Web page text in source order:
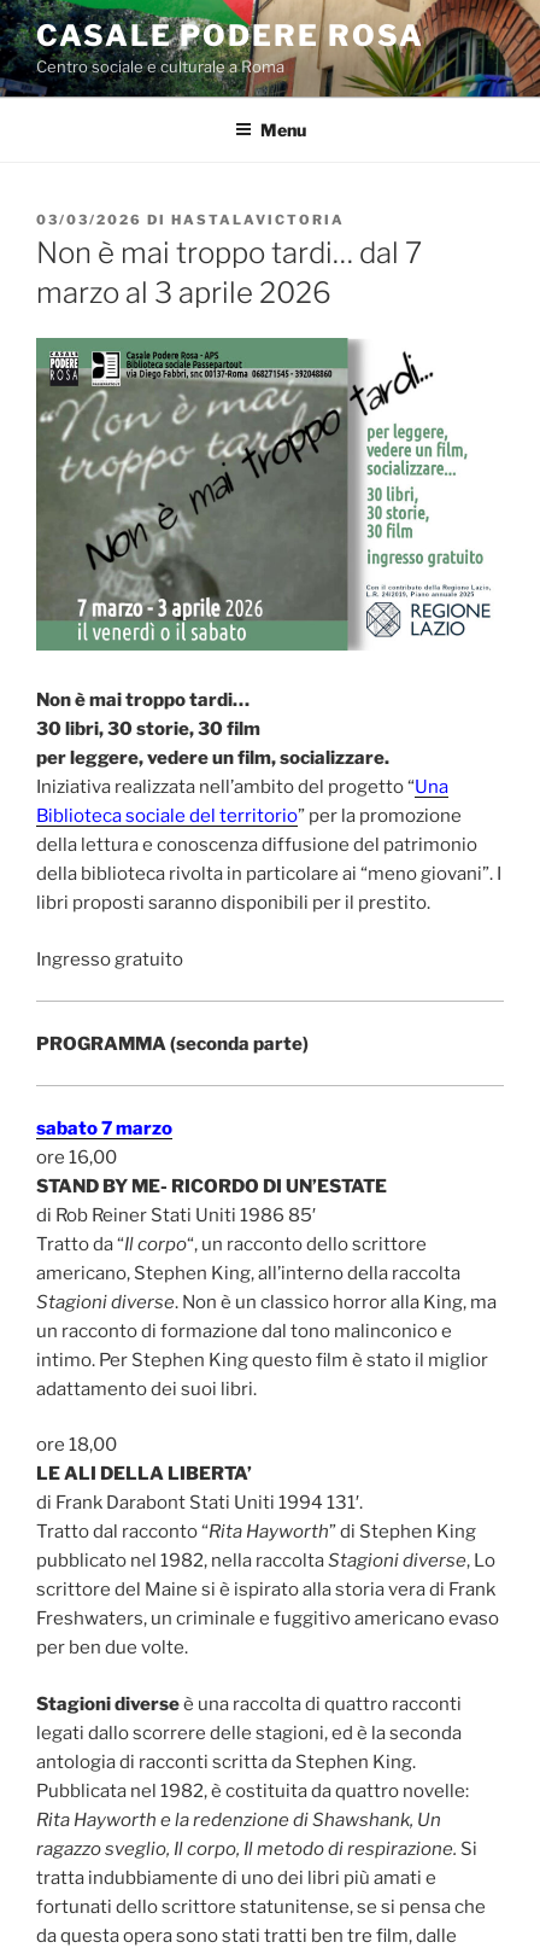
Salta
al
contenuto
CASALE PODERE ROSA
Centro sociale e culturale a Roma
Menu
PUBBLICATO
IL
03/03/2026 DI HASTALAVICTORIA
Non è mai troppo tardi… dal 7
marzo al 3 aprile 2026
Non è mai troppo tardi…
30 libri, 30 storie, 30 film
per leggere, vedere un film, socializzare.
Iniziativa realizzata nell’ambito del progetto “Una
Biblioteca sociale del territorio” per la promozione
della lettura e conoscenza diffusione del patrimonio
della biblioteca rivolta in particolare ai “meno giovani”. I
libri proposti saranno disponibili per il prestito.
Ingresso gratuito
PROGRAMMA (seconda parte)
sabato 7 marzo
ore 16,00
STAND BY ME- RICORDO DI UN’ESTATE
di Rob Reiner Stati Uniti 1986 85′
Tratto da “Il corpo“, un racconto dello scrittore
americano, Stephen King, all’interno della raccolta
Stagioni diverse. Non è un classico horror alla King, ma
un racconto di formazione dal tono malinconico e
intimo. Per Stephen King questo film è stato il miglior
adattamento dei suoi libri.
ore 18,00
LE ALI DELLA LIBERTA’
di Frank Darabont Stati Uniti 1994 131′.
Tratto dal racconto “Rita Hayworth” di Stephen King
pubblicato nel 1982, nella raccoltaStagioni diverse, Lo
scrittore del Maine si è ispirato alla storia vera di Frank
Freshwaters, un criminale e fuggitivo americano evaso
per ben due volte.
Stagioni diverseè una raccolta di quattro racconti
legati dallo scorrere delle stagioni, ed è la seconda
antologia di racconti scritta da Stephen King.
Pubblicata nel 1982, è costituita da quattro novelle:
Rita Hayworth e la redenzione di Shawshank, Un
ragazzo sveglio, Il corpo, Il metodo di respirazione. Si
tratta indubbiamente di uno dei libri più amati e
fortunati dello scrittore statunitense, se si pensa che
da questa opera sono stati tratti ben tre film, dalle